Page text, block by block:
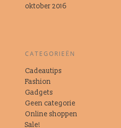
oktober 2016
CATEGORIEËN
Cadeautips
Fashion
Gadgets
Geen categorie
Online shoppen
Sale!